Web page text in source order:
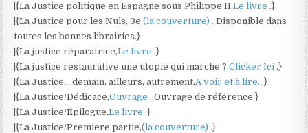
|{La Justice politique en Espagne sous Philippe II,Le livre.}
|{La Justice pour les Nuls, 3e,(la couverture). Disponible dans
toutes les bonnes librairies.}
|{La justice réparatrice,Le livre.}
|{La justice restaurative une utopie qui marche ?,Clicker Ici.}
|{La Justice… demain, ailleurs, autrement,A voir et à lire..}
|{La Justice/Dédicace,Ouvrage. Ouvrage de référence.}
|{La Justice/Épilogue,Le livre.}
|{La Justice/Premiere partie,(la couverture).}